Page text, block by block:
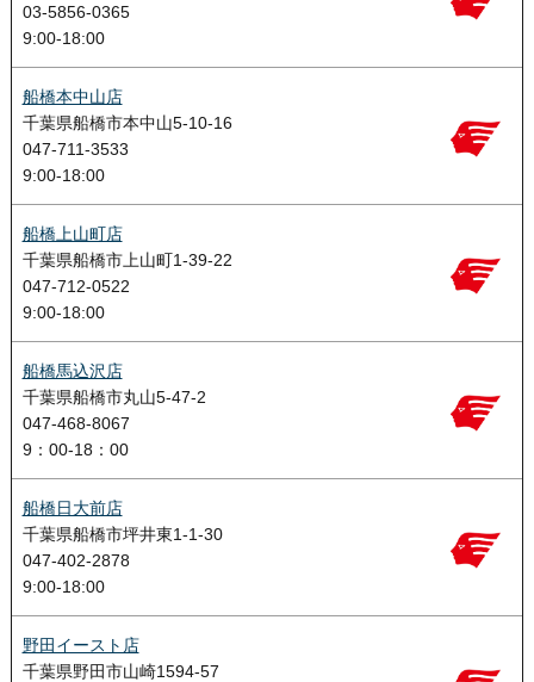
03-5856-0365
9:00-18:00
船橋本中山店
千葉県船橋市本中山5-10-16
047-711-3533
9:00-18:00
船橋上山町店
千葉県船橋市上山町1-39-22
047-712-0522
9:00-18:00
船橋馬込沢店
千葉県船橋市丸山5-47-2
047-468-8067
9：00-18：00
船橋日大前店
千葉県船橋市坪井東1-1-30
047-402-2878
9:00-18:00
野田イースト店
千葉県野田市山崎1594-57